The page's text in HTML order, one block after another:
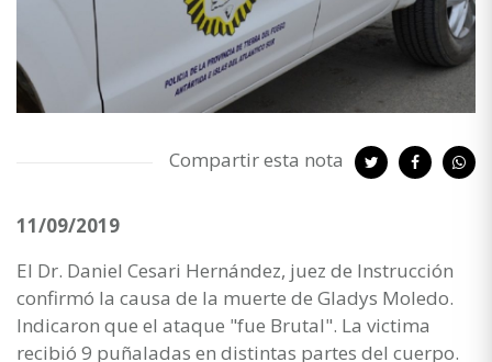
Compartir esta nota
11/09/2019
El Dr. Daniel Cesari Hernández, juez de Instrucción
confirmó la causa de la muerte de Gladys Moledo.
Indicaron que el ataque "fue Brutal". La victima
recibió 9 puñaladas en distintas partes del cuerpo.